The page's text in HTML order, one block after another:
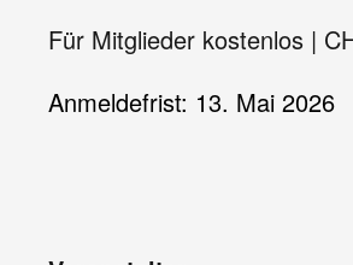
Für Mitglieder kostenlos |
Anmeldefrist: 13. Mai 2026